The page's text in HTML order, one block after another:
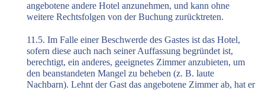
angebotene andere Hotel anzunehmen, und kann ohne
weitere Rechtsfolgen von der Buchung zurücktreten.
11.5. Im Falle einer Beschwerde des Gastes ist das Hotel,
sofern diese auch nach seiner Auffassung begründet ist,
berechtigt, ein anderes, geeignetes Zimmer anzubieten, um
den beanstandeten Mangel zu beheben (z. B. laute
Nachbarn). Lehnt der Gast das angebotene Zimmer ab, hat er